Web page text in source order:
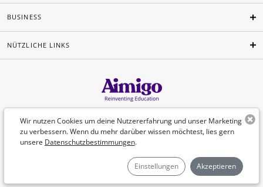
Wir nutzen Cookies um deine Nutzererfahrung und unser Marketing
zu verbessern. Wenn du mehr darüber wissen möchtest, lies gern
unsere Datenschutzbestimmungen.
Einstellungen Akzeptieren
BUSINESS
NÜTZLICHE LINKS
Deutsch
©Aimigo 2026